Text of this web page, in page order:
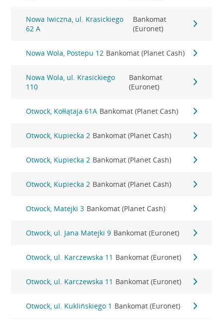
Nowa Iwiczna, ul. Krasickiego
62 A
Bankomat
(Euronet)
Nowa Wola, Postepu 12 Bankomat (Planet Cash)
Nowa Wola, ul. Krasickiego
110
Bankomat
(Euronet)
Otwock, Kołłątaja 61A Bankomat (Planet Cash)
Otwock, Kupiecka 2 Bankomat (Planet Cash)
Otwock, Kupiecka 2 Bankomat (Planet Cash)
Otwock, Kupiecka 2 Bankomat (Planet Cash)
Otwock, Matejki 3 Bankomat (Planet Cash)
Otwock, ul. Jana Matejki 9 Bankomat (Euronet)
Otwock, ul. Karczewska 11 Bankomat (Euronet)
Otwock, ul. Karczewska 11 Bankomat (Euronet)
Otwock, ul. Kuklińskiego 1 Bankomat (Euronet)